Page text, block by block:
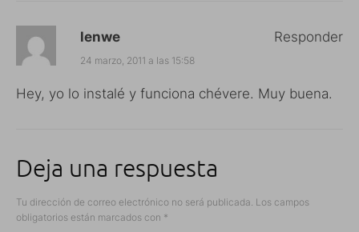
lenwe
24 marzo, 2011 a las 15:58
Hey, yo lo instalé y funciona chévere. Muy buena.
Responder
Deja una respuesta
Tu dirección de correo electrónico no será publicada. Los campos
obligatorios están marcados con *